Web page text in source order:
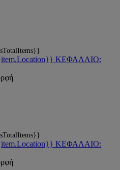
ΚΕΦΑΛΑΙΟ:
ΚΕΦΑΛΑΙΟ: